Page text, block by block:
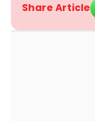
Share Article